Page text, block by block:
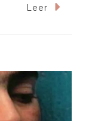
“¡Asco,
Satánico!”:
El
Asunto
Leer